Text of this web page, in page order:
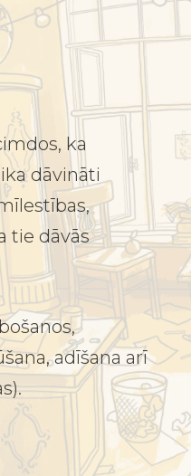
ka
dāvināti
tie dāvās
adīšana arī